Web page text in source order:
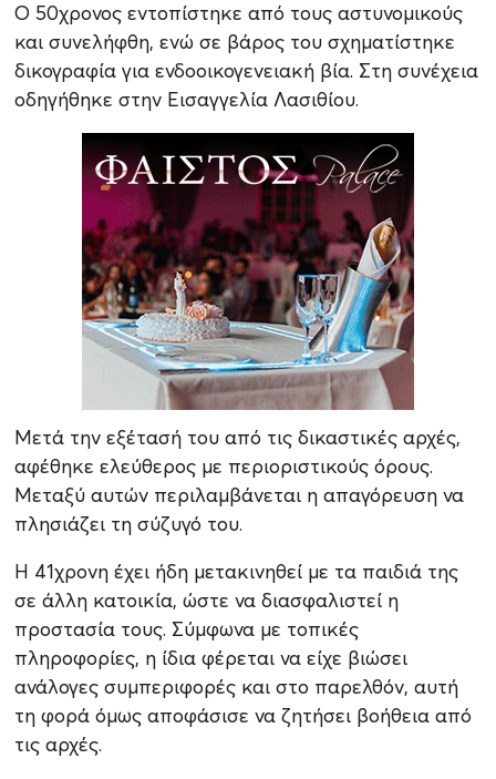
Ο 50χρονος εντοπίστηκε από τους αστυνομικούς
και συνελήφθη, ενώ σε βάρος του σχηματίστηκε
δικογραφία για ενδοοικογενειακή βία. Στη συνέχεια
οδηγήθηκε στην Εισαγγελία Λασιθίου.
Μετά την εξέτασή του από τις δικαστικές αρχές,
αφέθηκε ελεύθερος με περιοριστικούς όρους.
Μεταξύ αυτών περιλαμβάνεται η απαγόρευση να
πλησιάζει τη σύζυγό του.
Η 41χρονη έχει ήδη μετακινηθεί με τα παιδιά της
σε άλλη κατοικία, ώστε να διασφαλιστεί η
προστασία τους. Σύμφωνα με τοπικές
πληροφορίες, η ίδια φέρεται να είχε βιώσει
ανάλογες συμπεριφορές και στο παρελθόν, αυτή
τη φορά όμως αποφάσισε να ζητήσει βοήθεια από
τις αρχές.